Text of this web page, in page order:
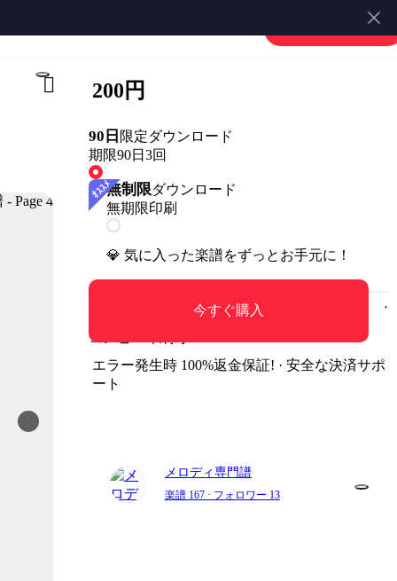
会員登録・ログイン
200円
90日 限定ダウンロード
期限90日 3回
無制限ダウンロード
無期限印刷
💎 気に入った楽譜をずっとお手元に！
今すぐ購入
コンビニ印刷可
エラー発生時 100%返金保証! · 安全な決済サポ
ート
メロディ専門譜
楽譜 167 · フォロワー 13